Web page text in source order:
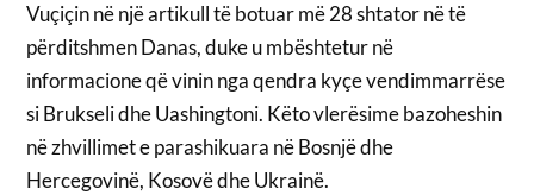
Vuçiçin në një artikull të botuar më 28 shtator në të
përditshmen Danas, duke u mbështetur në
informacione që vinin nga qendra kyçe vendimmarrëse
si Brukseli dhe Uashingtoni. Këto vlerësime bazoheshin
në zhvillimet e parashikuara në Bosnjë dhe
Hercegovinë, Kosovë dhe Ukrainë.